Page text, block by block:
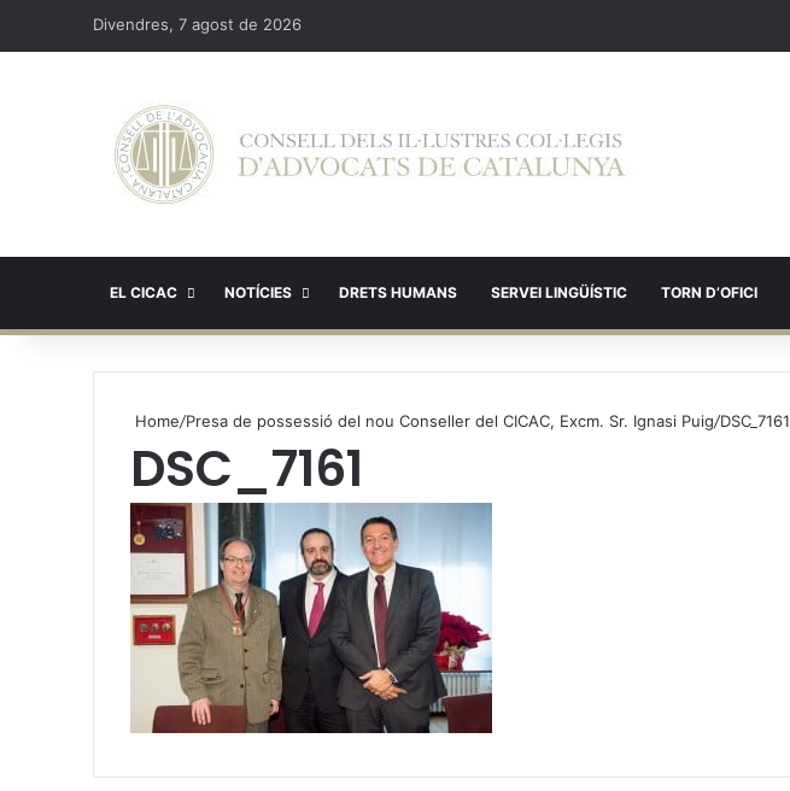
Divendres, 7 agost de 2026
EL CICAC NOTÍCIES DRETS HUMANS SERVEI LINGÜÍSTIC TORN D’OFICI
Home/Presa de possessió del nou Conseller del CICAC, Excm. Sr. Ignasi Puig/DSC_7161
DSC_7161